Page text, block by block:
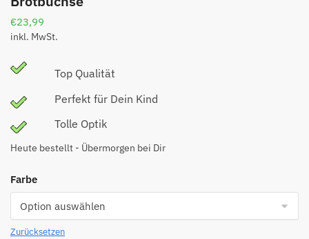
€23,99
inkl. MwSt.
Top Qualität
Perfekt für Dein Kind
Tolle Optik
Heute bestellt - Übermorgen bei Dir
Farbe
Zurücksetzen